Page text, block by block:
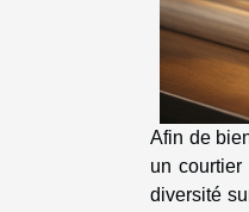
Afin de
un courtier
diversité